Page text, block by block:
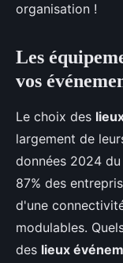
organisation !
Les
vos
Le choix des
largement de
données 2024
87% des
d'une
modulables.
des lieux